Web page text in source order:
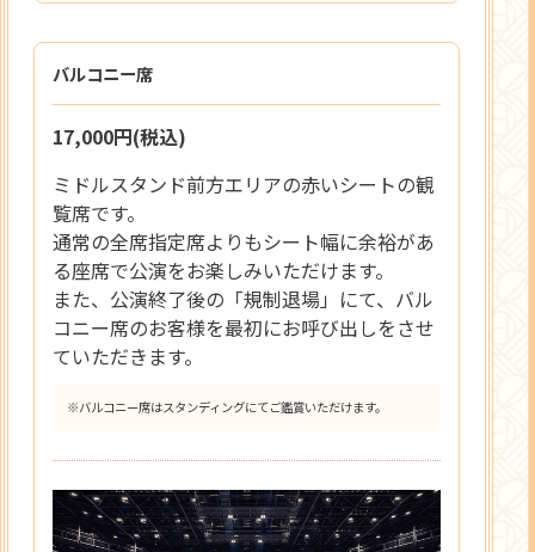
バルコニー席
17,000円(税込)
ミドルスタンド前方エリアの赤いシートの観
覧席です。
通常の全席指定席よりもシート幅に余裕があ
る座席で公演をお楽しみいただけます。
また、公演終了後の「規制退場」にて、バル
コニー席のお客様を最初にお呼び出しをさせ
ていただきます。
※バルコニー席はスタンディングにてご鑑賞いただけます。